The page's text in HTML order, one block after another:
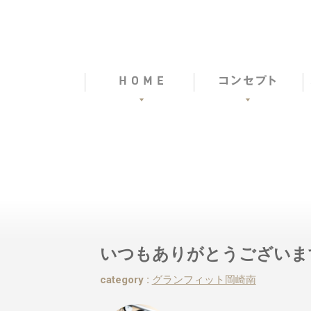
いつもありがとうございま
category : グランフィット岡崎南